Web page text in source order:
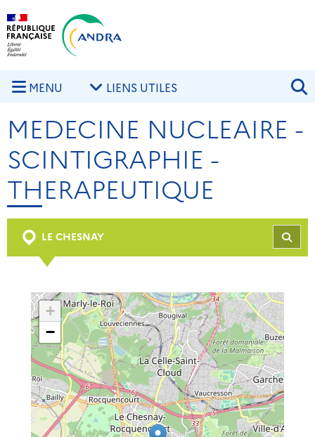
Aller au contenu principal
MENU LIENS UTILES
MEDECINE NUCLEAIRE -
SCINTIGRAPHIE -
THERAPEUTIQUE
LE CHESNAY
+
−